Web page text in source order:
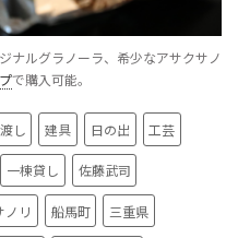
ナルグラノーラ、希少なアサクサノ
で購入可能。
し 建具 日の出 工芸
一棟貸し 佐藤武司
ノリ 船馬町 三重県